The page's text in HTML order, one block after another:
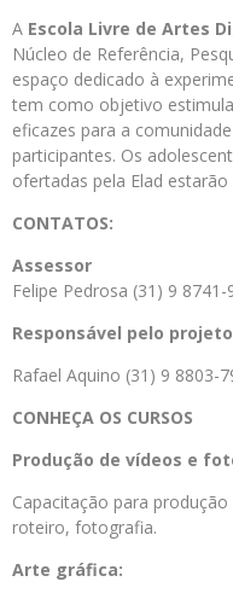
A Escola Livre de Artes
Núcleo de Referência,
espaço dedicado à
tem como objetivo
eficazes para a
participantes. Os
ofertadas pela Elad
CONTATOS:
Assessor
Felipe Pedrosa (31) 9 8741-
Responsável pelo projeto
Rafael Aquino (31) 9 8803-
CONHEÇA OS CURSOS
Produção de vídeos e
Capacitação para
roteiro, fotografia.
Arte gráfica: